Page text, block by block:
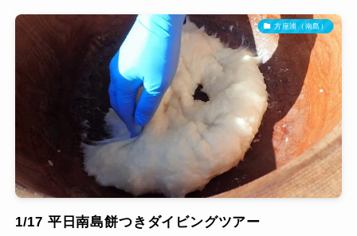
方座浦（南島）
1/17 平日南島餅つきダイビングツアー